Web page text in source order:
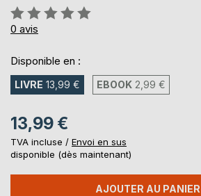
Évaluation:
0%
0 avis
Disponible en :
LIVRE 13,99 € EBOOK 2,99 €
13,99 €
TVA incluse / Envoi en sus
disponible (dès maintenant)
AJOUTER AU PANIER